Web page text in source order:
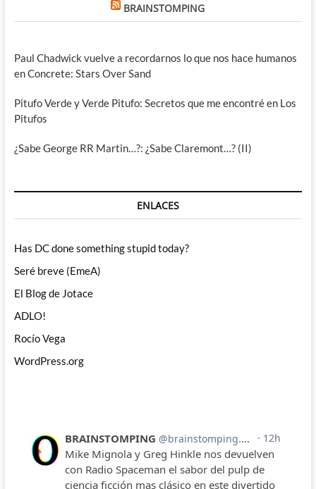
BRAINSTOMPING
Paul Chadwick vuelve a recordarnos lo que nos hace humanos
en Concrete: Stars Over Sand
Pitufo Verde y Verde Pitufo: Secretos que me encontré en Los
Pitufos
¿Sabe George RR Martin…?: ¿Sabe Claremont…? (II)
ENLACES
Has DC done something stupid today?
Seré breve (EmeA)
El Blog de Jotace
ADLO!
Rocío Vega
WordPress.org